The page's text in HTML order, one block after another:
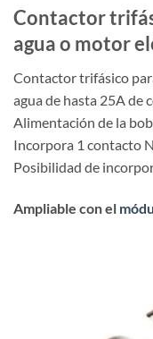
Contactor
agua o motor
Contactor trifásico
agua de hasta 25A de
Alimentación de la
Incorpora 1 contacto
Posibilidad de
Ampliable con el